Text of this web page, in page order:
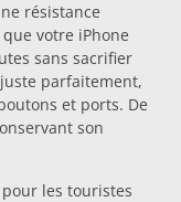
résistance
votre iPhone
sans sacrifier
parfaitement,
et ports. De
son
les touristes